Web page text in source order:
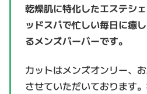
乾燥肌に特化したエステシ
ッドスパで忙しい毎日に癒
るメンズバーバーです。
カットはメンズオンリー、
させていただいております。